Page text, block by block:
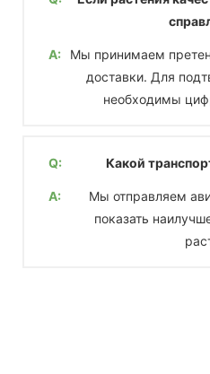
A:
Мы принимаем
доставки. Для
необходимы
Q: Какой
A:
Мы отправляем
показать